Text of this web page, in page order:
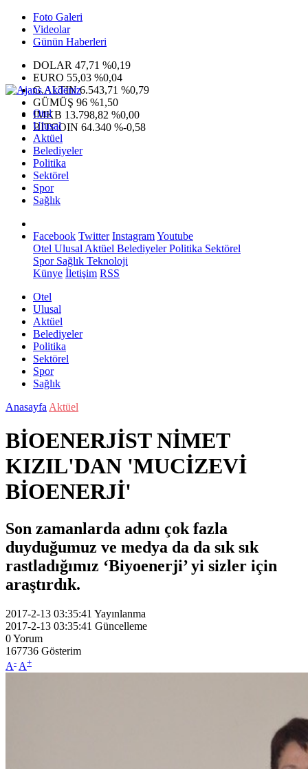
Foto Galeri
Videolar
Günün Haberleri
DOLAR 47,71 %0,19
EURO 55,03 %0,04
G.ALTIN6.543,71 %0,79
GÜMÜŞ 96 %1,50
IMKB 13.798,82 %0,00
BITCOIN 64.340 %-0,58
Otel
Ulusal
Aktüel
Belediyeler
Politika
Sektörel
Spor
Sağlık
Facebook Twitter InstagramYoutube
Otel Ulusal Aktüel BelediyelerPolitika Sektörel
SporSağlık Teknoloji
Künye İletişim RSS
Otel
Ulusal
Aktüel
Belediyeler
Politika
Sektörel
Spor
Sağlık
Anasayfa Aktüel
BİOENERJİST NİMET
KIZIL'DAN 'MUCİZEVİ
BİOENERJİ'
Son zamanlarda adını çok fazla
duyduğumuz ve medya da da sık sık
rastladığımız ‘Biyoenerji’ yi sizler için
araştırdık.
2017-2-13 03:35:41 Yayınlanma
2017-2-13 03:35:41 Güncelleme
0Yorum
167736 Gösterim
A- A+